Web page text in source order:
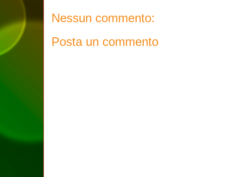
Nessun commento:
Posta un commento